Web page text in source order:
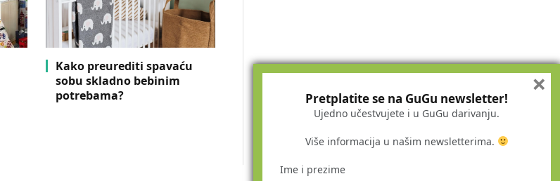
Kako preurediti spavaću
sobu skladno bebinim
potrebama?
Pretplatite se na GuGu newsletter!
Ujedno učestvujete i u GuGu darivanju.
Više informacija u našim newsletterima.
Ime i prezime
×